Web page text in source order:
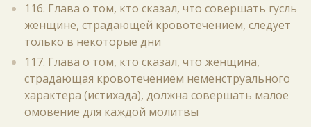
116. Глава о том, кто сказал, что совершать гусль
женщине, страдающей кровотечением, следует
только в некоторые дни
117. Глава о том, кто сказал, что женщина,
страдающая кровотечением неменструального
характера (истихада), должна совершать малое
омовение для каждой молитвы